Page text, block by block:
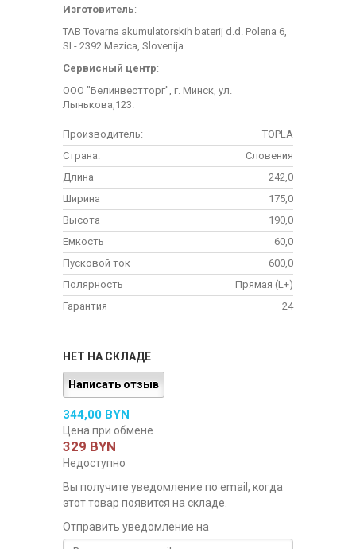
Изготовитель:
TAB Tovarna akumulatorskih baterij d.d. Polena 6,
SI - 2392 Mezica, Slovenija.
Сервисный центр:
ООО "Белинвестторг", г. Минск, ул.
Лынькова,123.
Производитель:
TOPLA
Страна:
Словения
Длина
242,0
Ширина
175,0
Высота
190,0
Емкость
60,0
Пусковой ток
600,0
Полярность
Прямая (L+)
Гарантия
24
НЕТ НА СКЛАДЕ
Написать отзыв
344,00 BYN
Цена при обмене
329 BYN
Недоступно
Вы получите уведомление по email, когда
этот товар появится на складе.
Отправить уведомление на